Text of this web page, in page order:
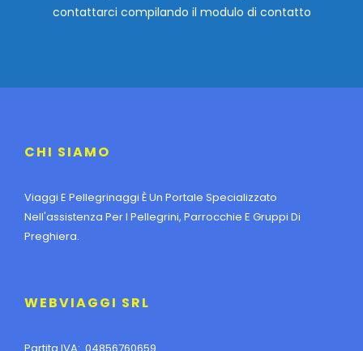
contattarci compilando il modulo di contatto
CHI SIAMO
Viaggi E Pellegrinaggi È Un Portale Specializzato
Nell'assistenza Per I Pellegrini, Parrocchie E Gruppi Di
Preghiera.
WEBVIAGGI SRL